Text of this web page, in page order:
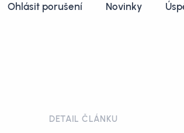
Ohlásit porušení Novinky
DETAIL ČLÁNKU